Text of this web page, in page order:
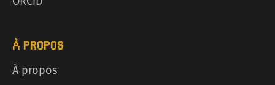
À PROPOS
À propos